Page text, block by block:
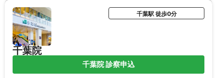
千葉院
千葉駅 徒歩0分
千葉院 診察申込